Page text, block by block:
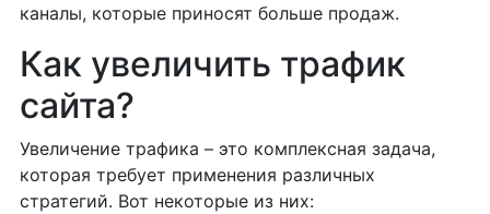
каналы, которые приносят больше продаж.
Как увеличить трафик
сайта?
Увеличение трафика – это комплексная задача,
которая требует применения различных
стратегий. Вот некоторые из них: